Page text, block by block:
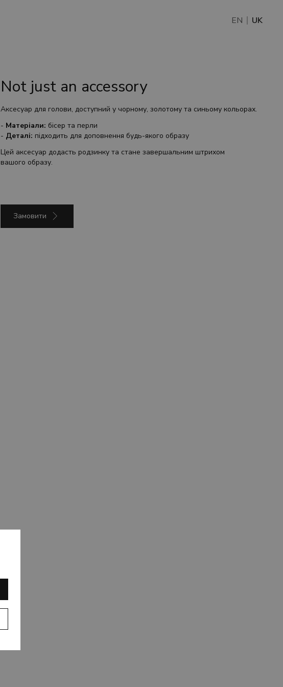
EN UK
Not just an accessory
Аксесуар для голови, доступний у чорному, золотому та синьому кольорах.
- Матеріали: бісер та перли
- Деталі: підходить для доповнення будь-якого образу
Цей аксесуар додасть родзинку та стане завершальним штрихом
вашого образу.
Замовити